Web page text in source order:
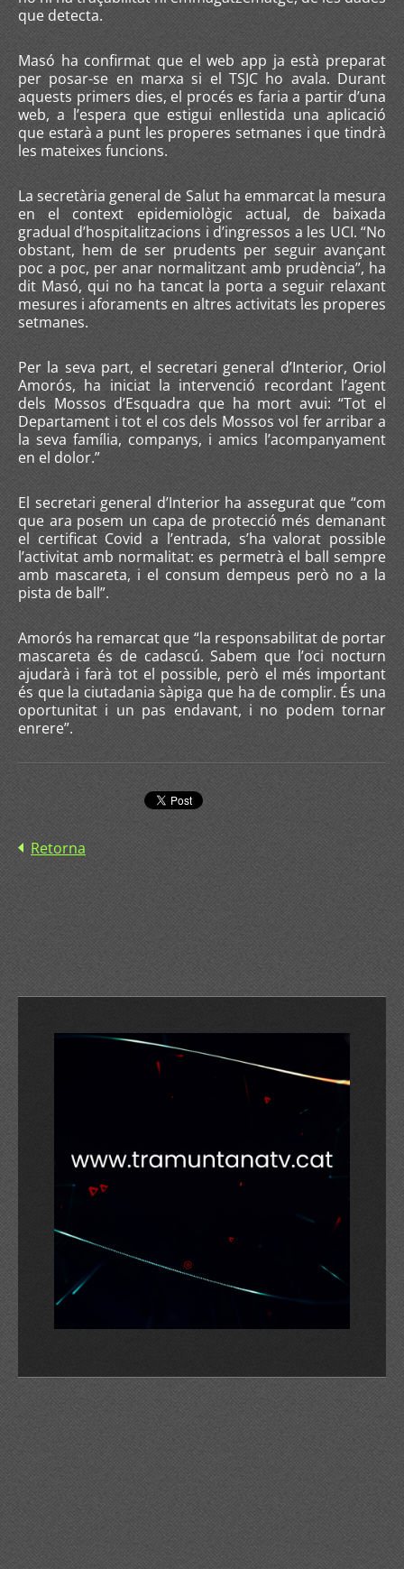
que detecta.
Masó ha confirmat que el web app ja està preparat
per posar-se en marxa si el TSJC ho avala. Durant
aquests primers dies, el procés es faria a partir d’una
web, a l’espera que estigui enllestida una aplicació
que estarà a punt les properes setmanes i que tindrà
les mateixes funcions.
La secretària general de Salut ha emmarcat la mesura
en el context epidemiològic actual, de baixada
gradual d’hospitalitzacions i d’ingressos a les UCI. “No
obstant, hem de ser prudents per seguir avançant
poc a poc, per anar normalitzant amb prudència”, ha
dit Masó, qui no ha tancat la porta a seguir relaxant
mesures i aforaments en altres activitats les properes
setmanes.
Per la seva part, el secretari general d’Interior, Oriol
Amorós, ha iniciat la intervenció recordant l’agent
dels Mossos d’Esquadra que ha mort avui: “Tot el
Departament i tot el cos dels Mossos vol fer arribar a
la seva família, companys, i amics l’acompanyament
en el dolor.”
El secretari general d’Interior ha assegurat que “com
que ara posem un capa de protecció més demanant
el certificat Covid a l’entrada, s’ha valorat possible
l’activitat amb normalitat: es permetrà el ball sempre
amb mascareta, i el consum dempeus però no a la
pista de ball”.
Amorós ha remarcat que “la responsabilitat de portar
mascareta és de cadascú. Sabem que l’oci nocturn
ajudarà i farà tot el possible, però el més important
és que la ciutadania sàpiga que ha de complir. És una
oportunitat i un pas endavant, i no podem tornar
enrere”.
Retorna